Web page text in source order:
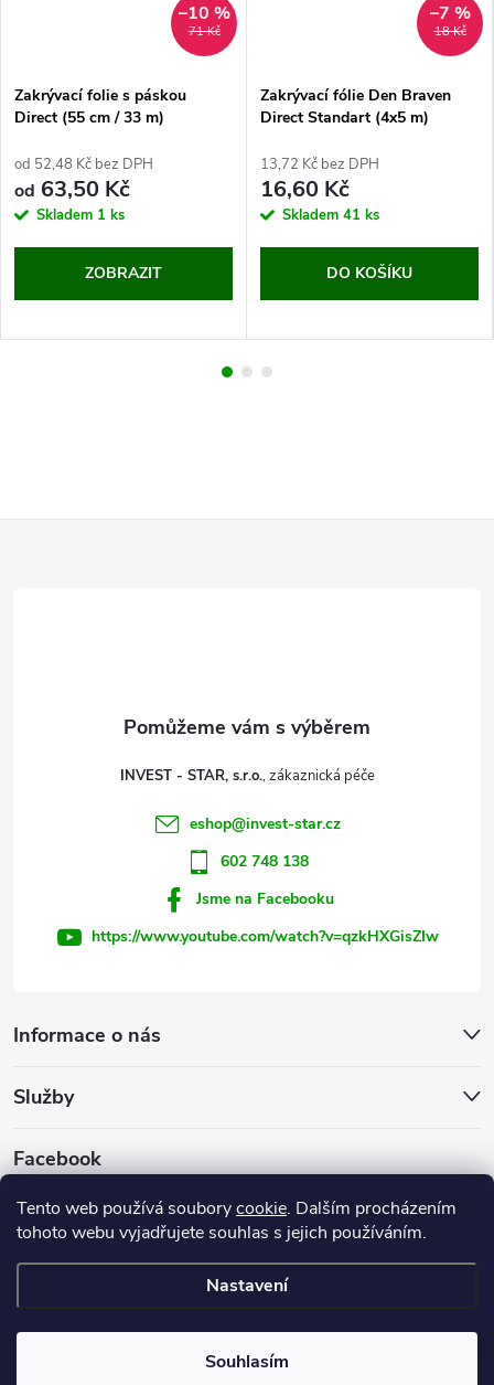
Tento web používá souborycookie. Dalším procházením
tohoto webu vyjadřujete souhlas s jejich používáním.
Nastavení
Souhlasím
71 Kč
–10 %
Zakrývací folie s páskou
Direct (55 cm / 33 m)
od 52,48 Kč bez DPH
od 63,50 Kč
Skladem 1 ks
ZOBRAZIT
18 Kč
–7 %
Zakrývací fólie Den Braven
Direct Standart (4x5 m)
13,72 Kč bez DPH
16,60 Kč
Skladem 41 ks
DO KOŠÍKU
Informace o nás
Služby
Facebook
INVEST - STAR, s.r.o.
eshop@invest-star.cz
602 748 138
Jsme na Facebooku
https://www.youtube.com/watch?v=qzkHXGisZIw
Copyright 2026INVEST - STAR, s.r.o.. Všechna práva vyhrazena.